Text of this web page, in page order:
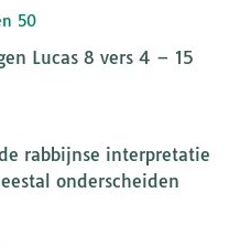
50
Lucas 8 vers 4 – 15
rabbijnse interpretatie
onderscheiden